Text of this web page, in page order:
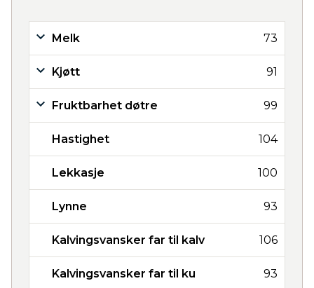
Melk 73
Kjøtt 91
Fruktbarhet døtre 99
Hastighet 104
Lekkasje 100
Lynne 93
Kalvingsvansker far til kalv 106
Kalvingsvansker far til ku 93